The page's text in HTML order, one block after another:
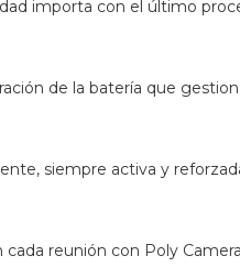
importa con el último
de la batería que
siempre activa y
reunión con Poly